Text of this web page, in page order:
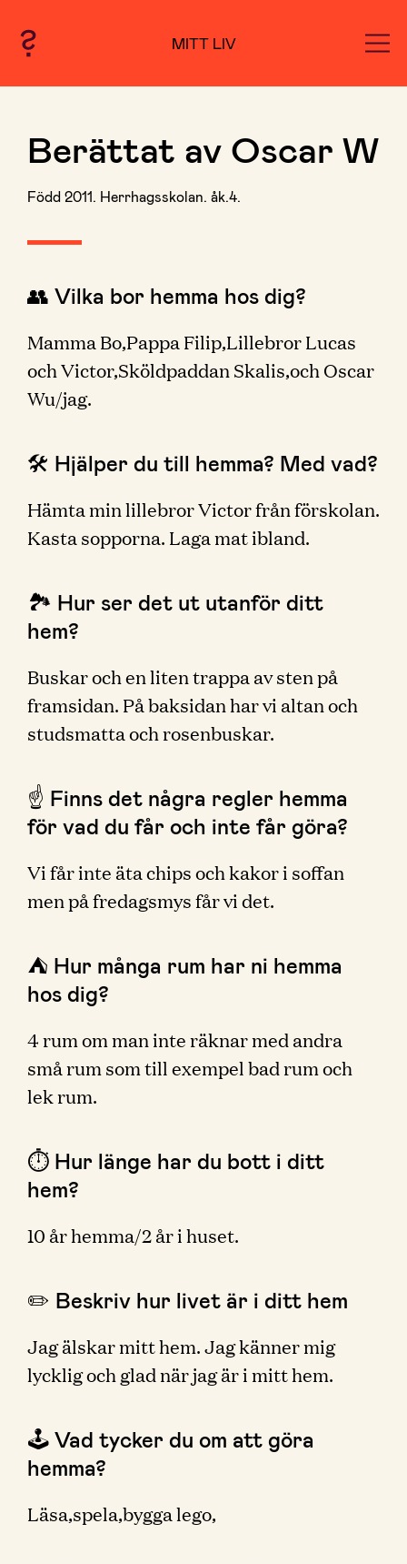
MITT LIV
Berättat av Oscar W
Född 2011. Herrhagsskolan. åk.4.
👥 Vilka bor hemma hos dig?
Mamma Bo,Pappa Filip,Lillebror Lucas
och Victor,Sköldpaddan Skalis,och Oscar
Wu/jag.
🛠 Hjälper du till hemma? Med vad?
Hämta min lillebror Victor från förskolan.
Kasta sopporna. Laga mat ibland.
🏞 Hur ser det ut utanför ditt
hem?
Buskar och en liten trappa av sten på
framsidan. På baksidan har vi altan och
studsmatta och rosenbuskar.
☝️ Finns det några regler hemma
för vad du får och inte får göra?
Vi får inte äta chips och kakor i soffan
men på fredagsmys får vi det.
⛺️ Hur många rum har ni hemma
hos dig?
4 rum om man inte räknar med andra
små rum som till exempel bad rum och
lek rum.
⏱ Hur länge har du bott i ditt
hem?
10 år hemma/2 år i huset.
✏️ Beskriv hur livet är i ditt hem
Jag älskar mitt hem. Jag känner mig
lycklig och glad när jag är i mitt hem.
🕹 Vad tycker du om att göra
hemma?
Läsa,spela,bygga lego,